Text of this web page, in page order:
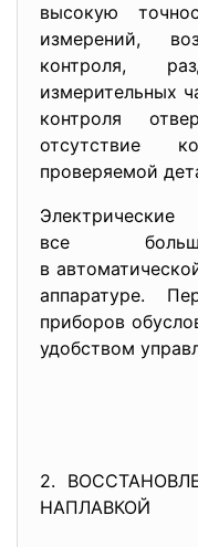
высокую
измерений,
контроля,
измерительных
контроля
отсутствие
проверяемой
все
в
аппаратуре.
приборов
удобством
2.
НАПЛАВКОЙ